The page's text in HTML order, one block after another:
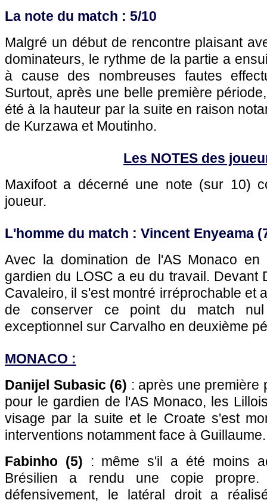
La note du match : 5/10
Malgré un début de rencontre plaisant
dominateurs, le rythme de la partie a
à cause des nombreuses fautes
Surtout, après une belle première
été à la hauteur par la suite en raison
de Kurzawa et Moutinho.
Les NOTES des
Maxifoot a décerné une note (sur 10)
joueur.
L'homme du match : Vincent Enyeama
Avec la domination de l'AS Monaco en
gardien du LOSC a eu du travail. Devant
Cavaleiro, il s'est montré irréprochable et
de conserver ce point du match
exceptionnel sur Carvalho en deuxième
MONACO :
Danijel Subasic (6) : après une première
pour le gardien de l'AS Monaco, les
visage par la suite et le Croate s'est
interventions notamment face à Guillaume.
Fabinho (5) : même s'il a été moins
Brésilien a rendu une copie
défensivement, le latéral droit a